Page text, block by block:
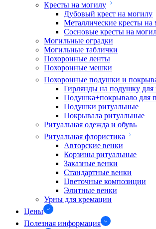
Кресты на могилу
Дубовый крест на могилу
Металлические кресты на
Сосновые кресты на
Могильные оградки
Могильные таблички
Похоронные ленты
Похоронные мешки
Похоронные подушки и
Гирлянды на подушку для
Подушка+покрывало для
Подушки ритуальные
Покрывала ритуальные
Ритуальная одежда и обувь
Ритуальная флористика
Авторские венки
Корзины ритуальные
Заказные венки
Стандартные венки
Цветочные композиции
Элитные венки
Урны для кремации
Цены
Полезная информация